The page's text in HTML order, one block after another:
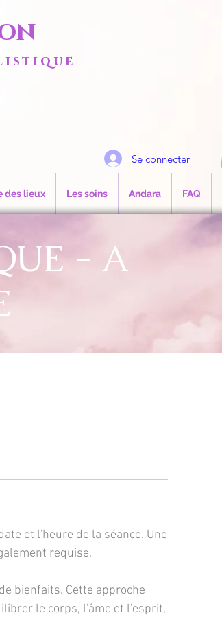
Se connecter
des lieux Les soins Andara FAQ
- A
et l'heure de la séance. Une
requise.
bienfaits. Cette approche
le corps, l'âme et l'esprit,